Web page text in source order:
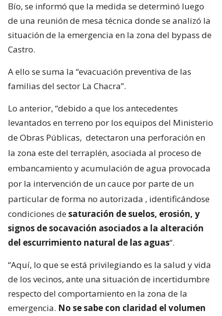
Bío, se informó que la medida se determinó luego
de una reunión de mesa técnica donde se analizó la
situación de la emergencia en la zona del bypass de
Castro.
A ello se suma la “evacuación preventiva de las
familias del sector La Chacra”.
Lo anterior, “debido a que los antecedentes
levantados en terreno por los equipos del Ministerio
de Obras Públicas, detectaron una perforación en
la zona este del terraplén, asociada al proceso de
embancamiento y acumulación de agua provocada
por la intervención de un cauce por parte de un
particular de forma no autorizada , identificándose
condiciones desaturación de suelos, erosión, y
signos de socavación asociados a la alteración
del escurrimiento natural de las aguas“.
“Aquí, lo que se está privilegiando es la salud y vida
de los vecinos, ante una situación de incertidumbre
respecto del comportamiento en la zona de la
emergencia. No se sabe con claridad el volumen